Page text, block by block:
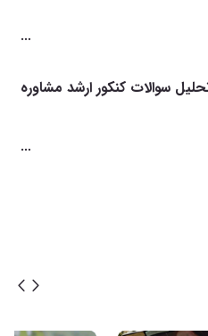
سوالات کنکور ارشد مشاوره